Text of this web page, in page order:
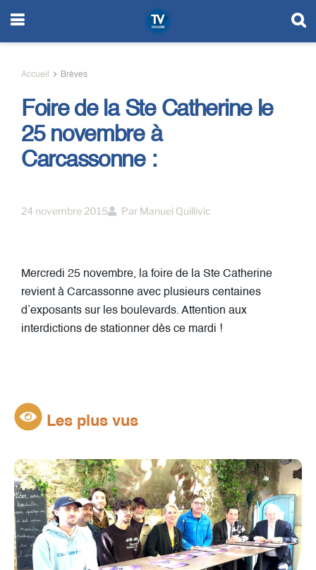
Accueil Brèves
Foire de la Ste Catherine le
25 novembre à
Carcassonne :
24 novembre 2015 Par Manuel Quillivic
Mercredi 25 novembre, la foire de la Ste Catherine
revient à Carcassonne avec plusieurs centaines
d’exposants sur les boulevards. Attention aux
interdictions de stationner dès ce mardi !
Les plus vus